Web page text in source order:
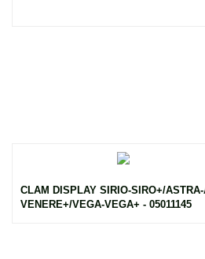
CLAM DISPLAY SIRIO-SIRO+/
VENERE+/VEGA-VEGA+ - 05011145